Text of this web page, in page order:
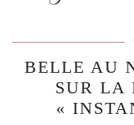
BELLE AU
SUR LA
«